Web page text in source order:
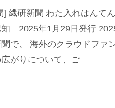
] 繊研新聞 わた入れはんて
知 2025年1月29日発行
で、 海外のクラウドファ
広がりについて、ご…